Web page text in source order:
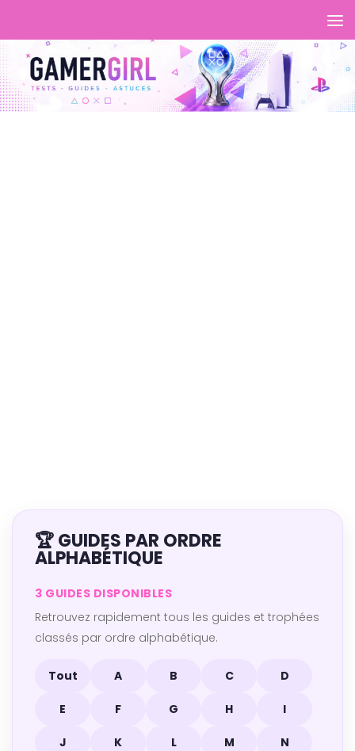
🏆 GUIDES PAR ORDRE
ALPHABÉTIQUE
3 GUIDES DISPONIBLES
Retrouvez rapidement tous les guides et trophées
classés par ordre alphabétique.
Tout A B C D
E F G H I
J K L M
N